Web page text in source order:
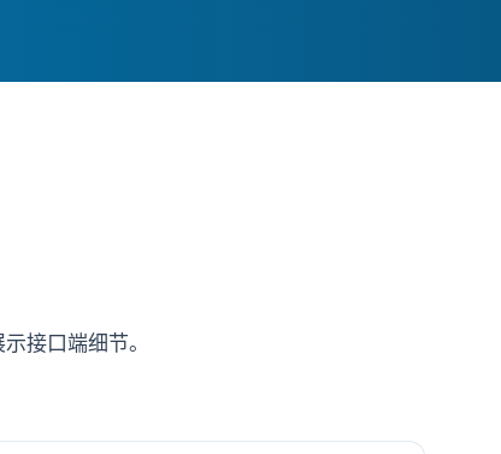
接口端细节。